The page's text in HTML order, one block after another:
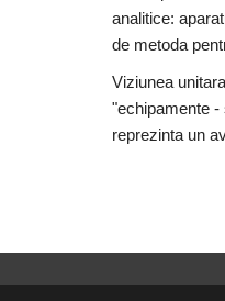
analitice:
de metoda
Viziunea
"echipamente
reprezinta un